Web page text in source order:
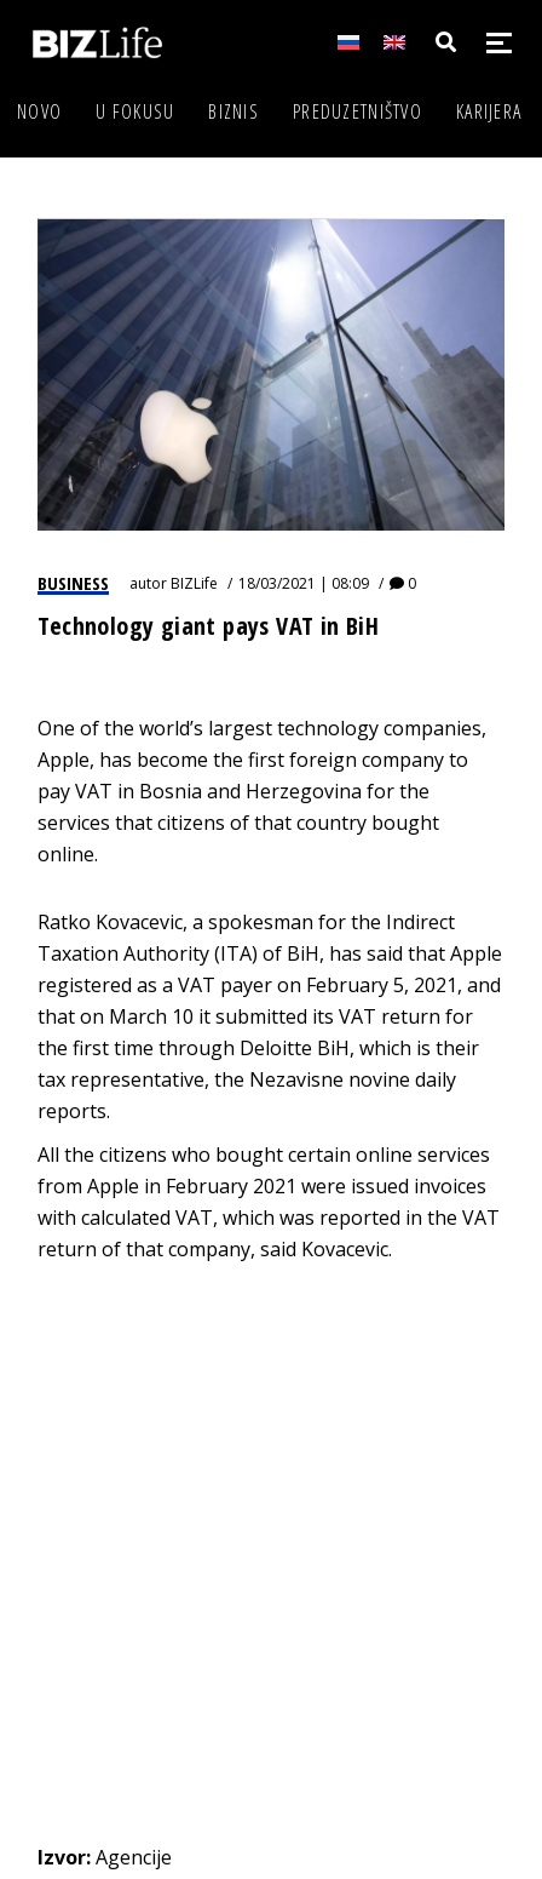
NOVO U FOKUSU BIZNIS PREDUZETNIŠTVO KARIJERA
BUSINESS autorBIZLife 18/03/2021 | 08:09 0
Technology giant pays VAT in BiH
One of the world’s largest technology companies,
Apple, has become the first foreign company to
pay VAT in Bosnia and Herzegovina for the
services that citizens of that country bought
online.
Ratko Kovacevic, a spokesman for the Indirect
Taxation Authority (ITA) of BiH, has said that Apple
registered as a VAT payer on February 5, 2021, and
that on March 10 it submitted its VAT return for
the first time through Deloitte BiH, which is their
tax representative, the Nezavisne novine daily
reports.
All the citizens who bought certain online services
from Apple in February 2021 were issued invoices
with calculated VAT, which was reported in the VAT
return of that company, said Kovacevic.
Izvor:Agencije